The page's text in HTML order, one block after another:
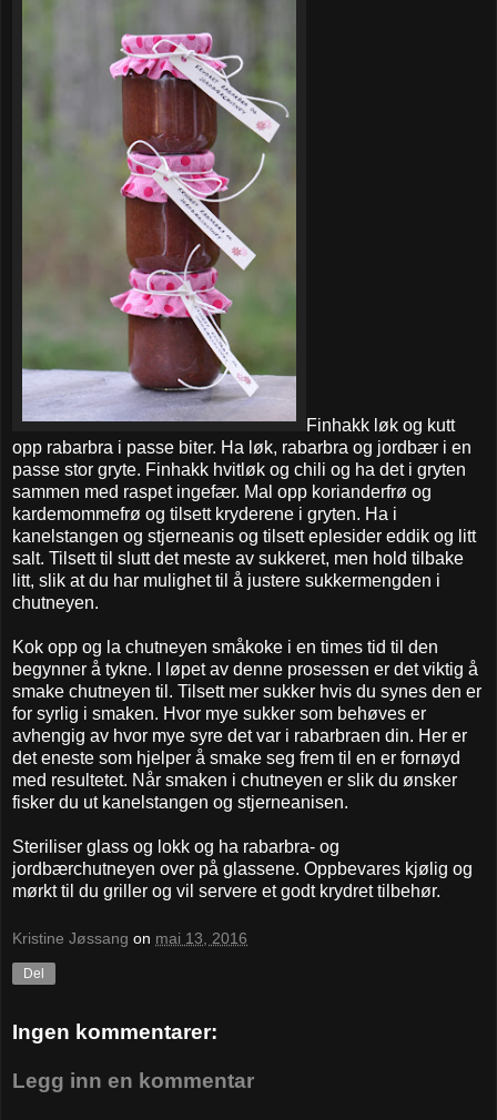
Finhakk løk og kutt
opp rabarbra i passe biter. Ha løk, rabarbra og jordbær i en
passe stor gryte. Finhakk hvitløk og chili og ha det i gryten
sammen med raspet ingefær. Mal opp korianderfrø og
kardemommefrø og tilsett kryderene i gryten. Ha i
kanelstangen og stjerneanis og tilsett eplesider eddik og litt
salt. Tilsett til slutt det meste av sukkeret, men hold tilbake
litt, slik at du har mulighet til å justere sukkermengden i
chutneyen.
Kok opp og la chutneyen småkoke i en times tid til den
begynner å tykne. I løpet av denne prosessen er det viktig å
smake chutneyen til. Tilsett mer sukker hvis du synes den er
for syrlig i smaken. Hvor mye sukker som behøves er
avhengig av hvor mye syre det var i rabarbraen din. Her er
det eneste som hjelper å smake seg frem til en er fornøyd
med resultetet. Når smaken i chutneyen er slik du ønsker
fisker du ut kanelstangen og stjerneanisen.
Steriliser glass og lokk og ha rabarbra- og
jordbærchutneyen over på glassene. Oppbevares kjølig og
mørkt til du griller og vil servere et godt krydret tilbehør.
Kristine Jøssang on mai 13, 2016
Del
Ingen kommentarer:
Legg inn en kommentar